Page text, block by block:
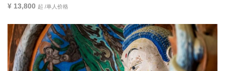
¥ 13,800 起 /单人价格